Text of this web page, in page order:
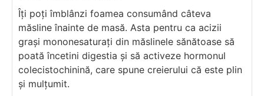
Îți poți îmblânzi foamea consumând câteva
măsline înainte de masă. Asta pentru ca acizii
grași mononesaturați din măslinele sănătoase să
poată încetini digestia și să activeze hormonul
colecistochinină, care spune creierului că este plin
și mulțumit.